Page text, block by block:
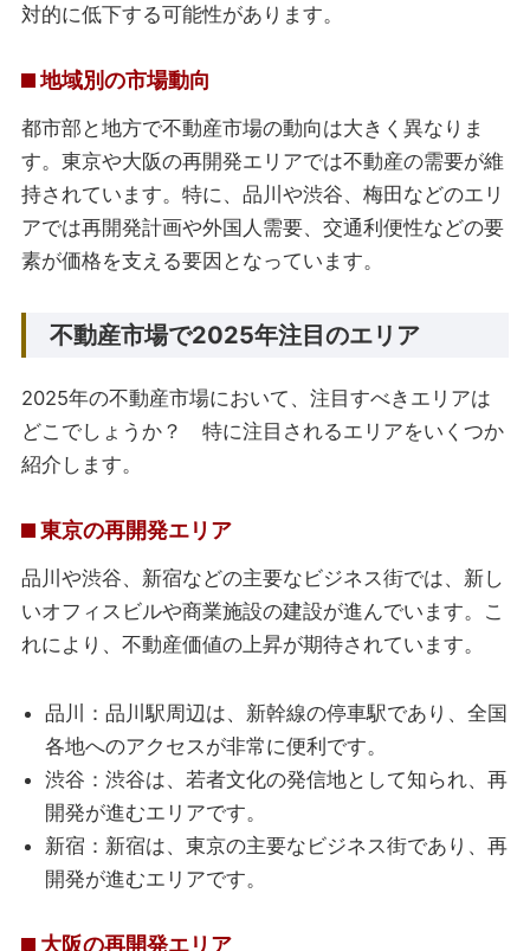
対的に低下する可能性があります。
地域別の市場動向
都市部と地方で不動産市場の動向は大きく異なりま
す。東京や大阪の再開発エリアでは不動産の需要が維
持されています。特に、品川や渋谷、梅田などのエリ
アでは再開発計画や外国人需要、交通利便性などの要
素が価格を支える要因となっています。
不動産市場で2025年注目のエリア
2025年の不動産市場において、注目すべきエリアは
どこでしょうか？ 特に注目されるエリアをいくつか
紹介します。
東京の再開発エリア
品川や渋谷、新宿などの主要なビジネス街では、新し
いオフィスビルや商業施設の建設が進んでいます。こ
れにより、不動産価値の上昇が期待されています。
品川：品川駅周辺は、新幹線の停車駅であり、全国
各地へのアクセスが非常に便利です。
渋谷：渋谷は、若者文化の発信地として知られ、再
開発が進むエリアです。
新宿：新宿は、東京の主要なビジネス街であり、再
開発が進むエリアです。
大阪の再開発エリア